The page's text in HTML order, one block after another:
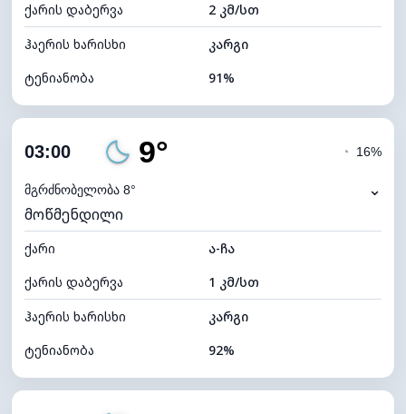
ღრუბლის სიმაღლე 8960 მ
ქარის დაბერვა
2 კმ/სთ
ჰაერის ხარისხი
კარგი
ტენიანობა
91%
ღრუბლიანობა
ნამის წერტილი
ხილვადობა
განათების ინდექსი 0 (ბნელი)
ღრუბლის სიმაღლე 8720 მ
03:00 9°
მგრძნობელობა 8°
◔ 16%
⌄
მოწმენდილი
ქარი
ა-ჩა
ქარის დაბერვა
1 კმ/სთ
ჰაერის ხარისხი
კარგი
ტენიანობა
92%